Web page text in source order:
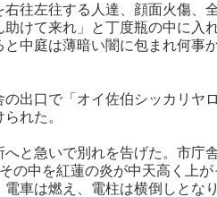
往左往する人達、顔面火傷、
けて来れ」と丁度瓶の中に入
中庭は薄暗い闇に包まれ何事
出口で「オイ佐伯シッカリヤ
れた。
と急いで別れを告げた。市庁
中を紅蓮の炎が中天高く上が
車は燃え、電柱は横倒しとな